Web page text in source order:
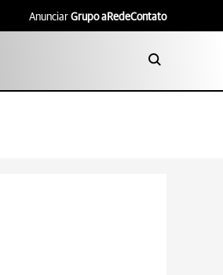
Anunciar Grupo aRedeContato